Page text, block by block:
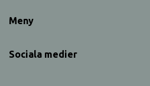
Meny
Sociala medier